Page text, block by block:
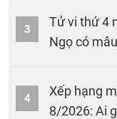
3
Tử vi thứ 4
Ngọ có
4
Xếp hạng
8/2026: Ai